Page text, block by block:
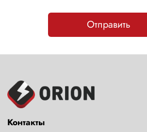
Отправить
Контакты